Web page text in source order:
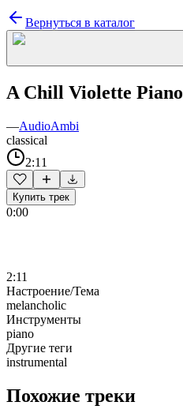
Вернуться в каталог
A Chill Violette Piano
—AudioAmbi
classical
2:11
Купить трек
0:00
2:11
Настроение/Тема
melancholic
Инструменты
piano
Другие теги
instrumental
Похожие треки